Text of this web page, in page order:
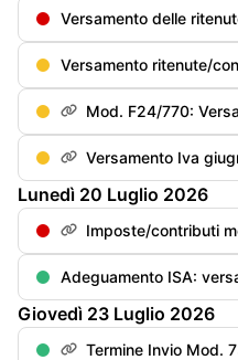
Mod. F24/770: Versamento e invio
Versamento Iva
Lunedì 20 Luglio 2026
Imposte/contributi mod. Redditi/Irap: versamento del saldo anno
Giovedì 23 Luglio 2026
Termine Invio Mod. 730 presentati